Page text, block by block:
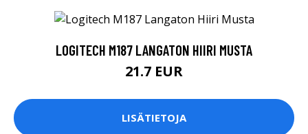
LOGITECH M187 LANGATON HIIRI MUSTA
21.7 EUR
LISÄTIETOJA